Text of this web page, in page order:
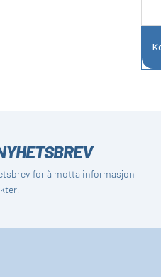
for å motta informasjon